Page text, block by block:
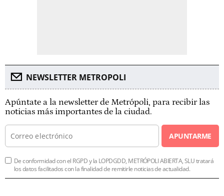
NEWSLETTER METROPOLI
Apúntate a la newsletter de Metrópoli, para recibir las
noticias más importantes de la ciudad.
APUNTARME
De conformidad con el RGPD y la LOPDGDD, METRÓPOLI ABIERTA, SLU tratará
los datos facilitados con la finalidad de remitirle noticias de actualidad.